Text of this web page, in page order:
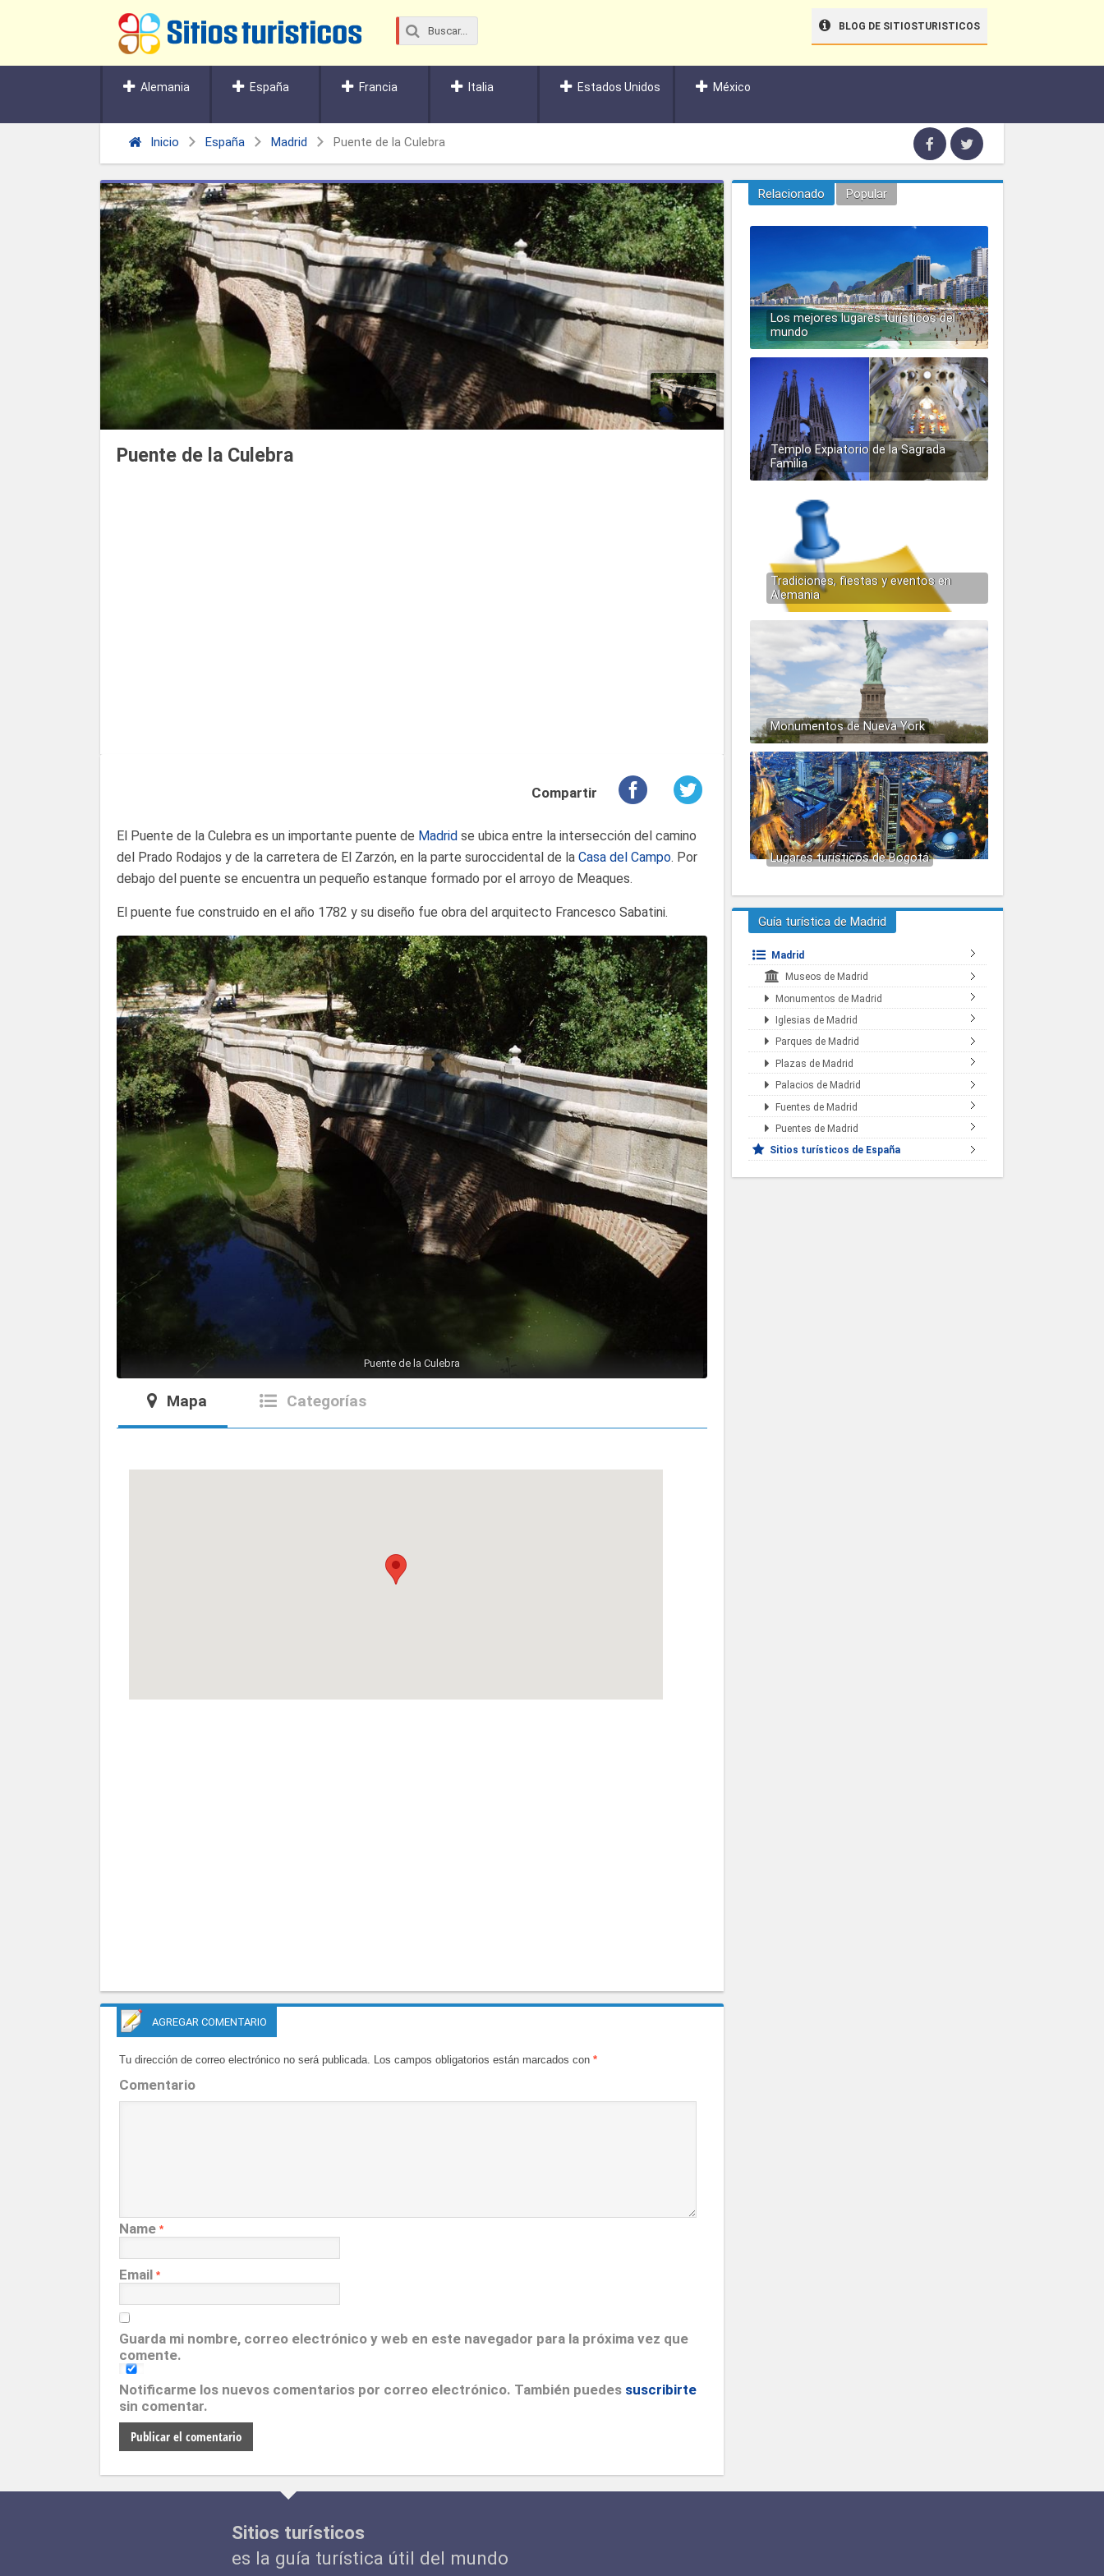
BLOG DE SITIOSTURISTICOS
Alemania España Francia Italia Estados Unidos México
Inicio España Madrid Puente de la Culebra
Puente de la Culebra
Compartir
El Puente de la Culebra es un importante puente de Madrid se ubica entre la intersección del camino
del Prado Rodajos y de la carretera de El Zarzón, en la parte suroccidental de la Casa del Campo. Por
debajo del puente se encuentra un pequeño estanque formado por el arroyo de Meaques.
El puente fue construido en el año 1782 y su diseño fue obra del arquitecto Francesco Sabatini.
Puente de la Culebra
Mapa Categorías
AGREGAR COMENTARIO
Tu dirección de correo electrónico no será publicada. Los campos obligatorios están marcados con *
Comentario
Name *
Email *
Guarda mi nombre, correo electrónico y web en este navegador para la próxima vez que
comente.
Notificarme los nuevos comentarios por correo electrónico. También puedes suscribirte
sin comentar.
Relacionado Popular
Los mejores lugares turísticos del
mundo
Templo Expiatorio de la Sagrada
Familia
Tradiciones, fiestas y eventos en
Alemania
Monumentos de Nueva York
Lugares turísticos de Bogotá
Guía turística de Madrid
Madrid
Museos de Madrid
Monumentos de Madrid
Iglesias de Madrid
Parques de Madrid
Plazas de Madrid
Palacios de Madrid
Fuentes de Madrid
Puentes de Madrid
Sitios turísticos de España
Sitios turísticos
es la guía turística útil del mundo